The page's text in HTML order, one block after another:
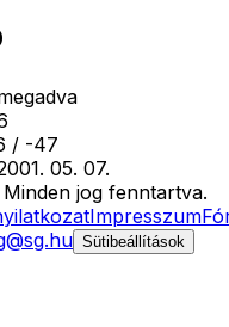
/ -47
05. 07.
Minden jog fenntartva.
Impresszum
Sütibeállítások